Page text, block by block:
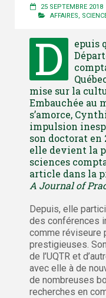
25 SEPTEMBRE 2018
AFFAIRES
D
epuis
mise sur la
Embauchée au
s’amorce,
impulsion
son doctorat en
elle devient la
sciences
article dans la
A Journal of
Depuis, elle
des conférences
comme réviseure
prestigieuses.
de l’UQTR et
avec elle à de
de nombreuses
recherches en